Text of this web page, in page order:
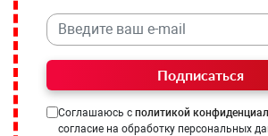
Подписаться
Соглашаюсь с политикой
согласие на обработку персональных